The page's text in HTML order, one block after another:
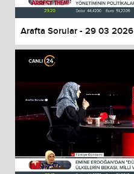
Arafta Sorular - 29 03 2026